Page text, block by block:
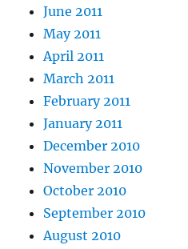
June 2011
May 2011
April 2011
March 2011
February 2011
January 2011
December 2010
November 2010
October 2010
September 2010
August 2010